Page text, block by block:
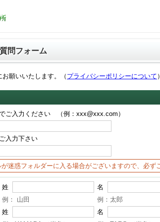
問フォーム
願いいたします。（プライバシーポリシーについて ）
ご入力ください （例：xxx@xxx.com）
入力下さい
迷惑フォルダーに入る場合がございますので、必ず
姓
例： 山田
名
例：太郎
姓
名